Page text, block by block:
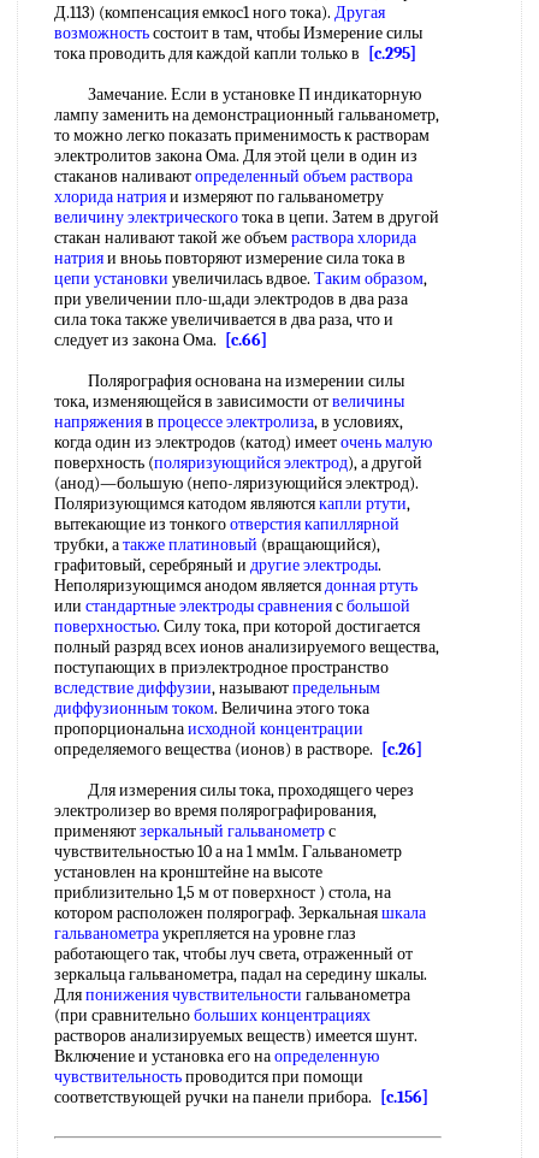
Д.113) (компенсация емкос1 ного тока). Другая
возможностьсостоит в там, чтобы Измерение силы
тока проводить для каждой капли только в
[c.295]
Замечание. Если в установке П индикаторную
лампу заменить на демонстрационный гальванометр,
то можно легко показать применимость к растворам
электролитов закона Ома. Для этой цели в один из
стаканов наливаютопределенный объем раствора
хлорида натрияи измеряют по гальванометру
величину электрическоготока в цепи. Затем в другой
стакан наливают такой же объемраствора хлорида
натрияи вноьь повторяют измерение сила тока в
цепи установки увеличилась вдвое. Таким образом,
при увеличении пло-ш,ади электродов в два раза
сила тока также увеличивается в два раза, что и
следует из закона Ома.
[c.66]
Полярография основана на измерении силы
тока, изменяющейся в зависимости отвеличины
напряженияв процессе электролиза, в условиях,
когда один из электродов (катод) имееточень малую
поверхность (поляризующийся электрод), а другой
(анод)—большую (непо-ляризующийся электрод).
Поляризующимся катодом являютсякапли ртути,
вытекающие из тонкогоотверстия капиллярной
трубки, атакже платиновый (вращающийся),
графитовый, серебряный и другие электроды.
Неполяризующимся анодом являетсядонная ртуть
или стандартные электроды сравнениясбольшой
поверхностью. Силу тока, при которой достигается
полный разряд всех ионов анализируемого вещества,
поступающих в приэлектродное пространство
вследствие диффузии, называютпредельным
диффузионным током. Величина этого тока
пропорциональнаисходной концентрации
определяемого вещества (ионов) в растворе.
[c.26]
Для измерения силы тока, проходящего через
электролизер во время полярографирования,
применяютзеркальный гальванометрс
чувствительностью 10 а на 1 мм1м. Гальванометр
установлен на кронштейне на высоте
приблизительно 1,5 м от поверхност ) стола, на
котором расположен полярограф. Зеркальнаяшкала
гальванометраукрепляется на уровне глаз
работающего так, чтобы луч света, отраженный от
зеркальца гальванометра, падал на середину шкалы.
Дляпонижения чувствительности гальванометра
(при сравнительнобольших концентрациях
растворов анализируемых веществ) имеется шунт.
Включение и установка его наопределенную
чувствительностьпроводится при помощи
соответствующей ручки на панели прибора.
[c.156]